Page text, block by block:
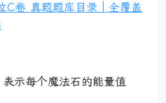
C卷 真题题库目录｜全覆盖
示每个魔法石的能量值